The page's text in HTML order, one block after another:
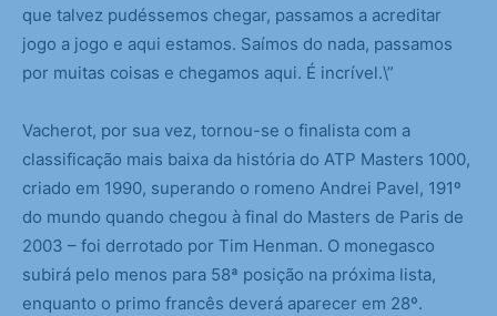
que talvez pudéssemos chegar, passamos a acreditar
jogo a jogo e aqui estamos. Saímos do nada, passamos
por muitas coisas e chegamos aqui. É incrível.\”
Vacherot, por sua vez, tornou-se o finalista com a
classificação mais baixa da história do ATP Masters 1000,
criado em 1990, superando o romeno Andrei Pavel, 191º
do mundo quando chegou à final do Masters de Paris de
2003 – foi derrotado por Tim Henman. O monegasco
subirá pelo menos para 58ª posição na próxima lista,
enquanto o primo francês deverá aparecer em 28º.